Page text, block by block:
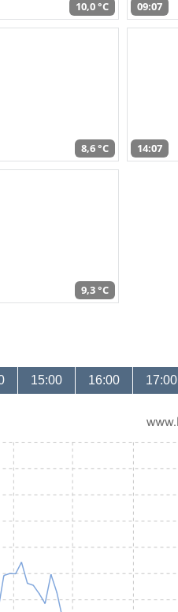
10,0 °C 09:07
8,6 °C 14:07
9,3 °C
15:00 16:00 17:00